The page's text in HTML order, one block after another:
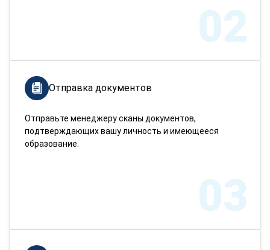
02
Отправка документов
Отправьте менеджеру сканы документов,
подтверждающих вашу личность и имеющееся
образование.
03